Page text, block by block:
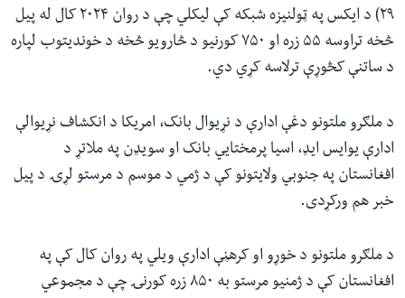
۲۹) د ایکس په ټولنیزه شبکه کې لیکلي چې د روان ۲۰۲۴ کال له پیل
څخه تراوسه ۵۵ زره او ۷۵۰ کورنیو د څارویو څخه د خوندیتوب لپاره
د ساتنې کڅوړې ترلاسه کړي دي.
د ملګرو ملتونو دغې ادارې د نړیوال بانک، امریکا د انکشاف نړیوالې
ادارې یوایس ایډ، اسیا پرمختايي بانک او سویډن په ملاتړ د
افغانستان په جنوبي ولایتونو کې د ژمي د موسم د مرستو لړۍ د پیل
خبر هم ورکړدی.
د ملګرو ملتونو د خوړو او کرهڼې ادارې ویلي په روان کال کې په
افغانستان کې د ژمنیو مرستو به ۸۵۰ زره کورنۍ چې د مجموعي